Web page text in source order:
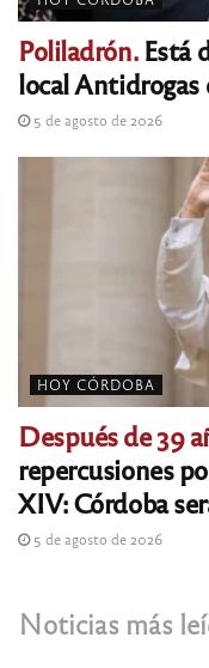
Poliladrón.Está
local Antidrogas
5 de agosto de 2026
HOY CÓRDOBA
Después de 39
repercusiones
XIV: Córdoba
5 de agosto de 2026
Noticias más